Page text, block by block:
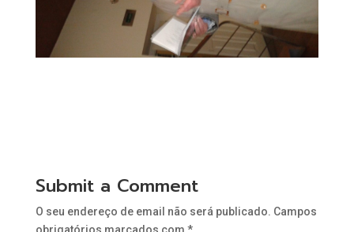
Submit a Comment
O seu endereço de email não será publicado. Campos